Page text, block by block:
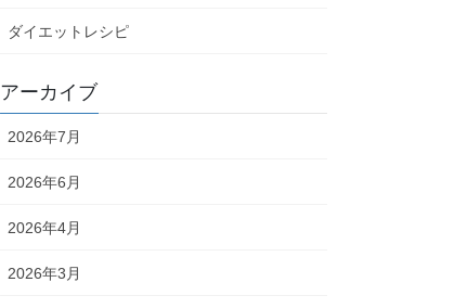
ダイエットレシピ
アーカイブ
2026年7月
2026年6月
2026年4月
2026年3月